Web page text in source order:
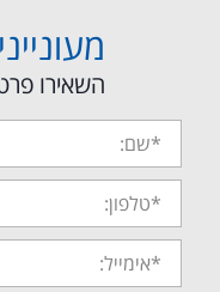
השאירו